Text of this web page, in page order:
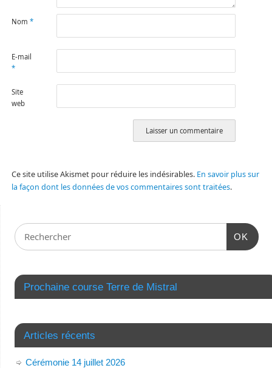
Nom *
E-mail
*
Site
web
Ce site utilise Akismet pour réduire les indésirables. En savoir plus sur
la façon dont les données de vos commentaires sont traitées.
OK
Prochaine course Terre de Mistral
Articles récents
Cérémonie 14 juillet 2026